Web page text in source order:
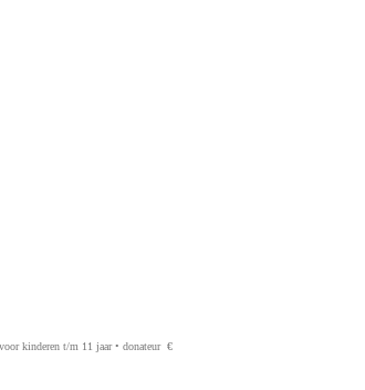
kinderen t/m 11 jaar• donateur €